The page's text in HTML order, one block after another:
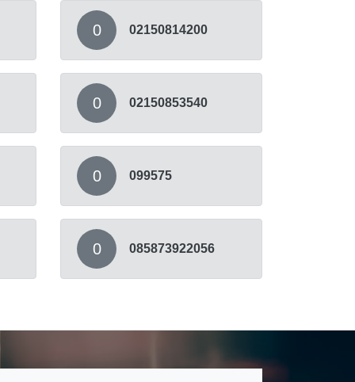
0 02150814200
0 02150853540
0 099575
0 085873922056